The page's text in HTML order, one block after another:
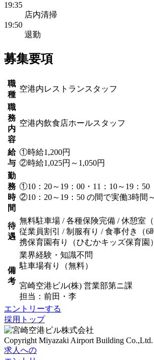
19:35
店内清掃
19:50
退勤
募集要項
職
種
空港内レストランスタッフ
職
務
内
容
空港内飲食店ホールスタッフ
給
与
①時給1,200円
②時給1,025円～1,050円
勤
務
時
間
①10：20～19：00・11：10～19：50
②10：20～19：50 の間で実働3時間
待
遇
無料駐車場 / 各種保険完備 / 休憩室
従業員割引 / 制服有り / 食事付き（6
携保育園有り（ひむかキッズ保育園）
備
考
業界経験・知識不問
駐車場有り（無料）
宮崎空港ビル(株) 営業部第ニ課
担当：前田・李
エントリーする
採用トップ
Copyright Miyazaki Airport Building Co.,Ltd.
求人への